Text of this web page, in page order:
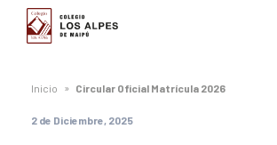
Colegio
Los
Alpes
de
Inicio » Circular Oficial Matrícula 2026
2 de Diciembre, 2025